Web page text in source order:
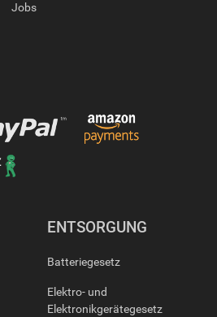
Jobs
ENTSORGUNG
Batteriegesetz
Elektro- und
Elektronikgerätegesetz